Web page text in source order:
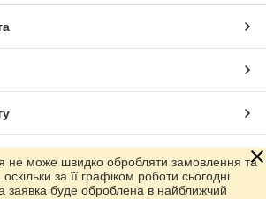
Prom.ua
не може швидко обробляти замовлення та
за її графіком роботи сьогодні
заявка буде оброблена в найближчий